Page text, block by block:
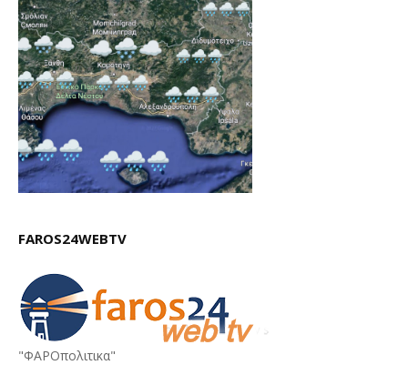
FAROS24WEBTV
"ΦΑΡΟπολιτικα"